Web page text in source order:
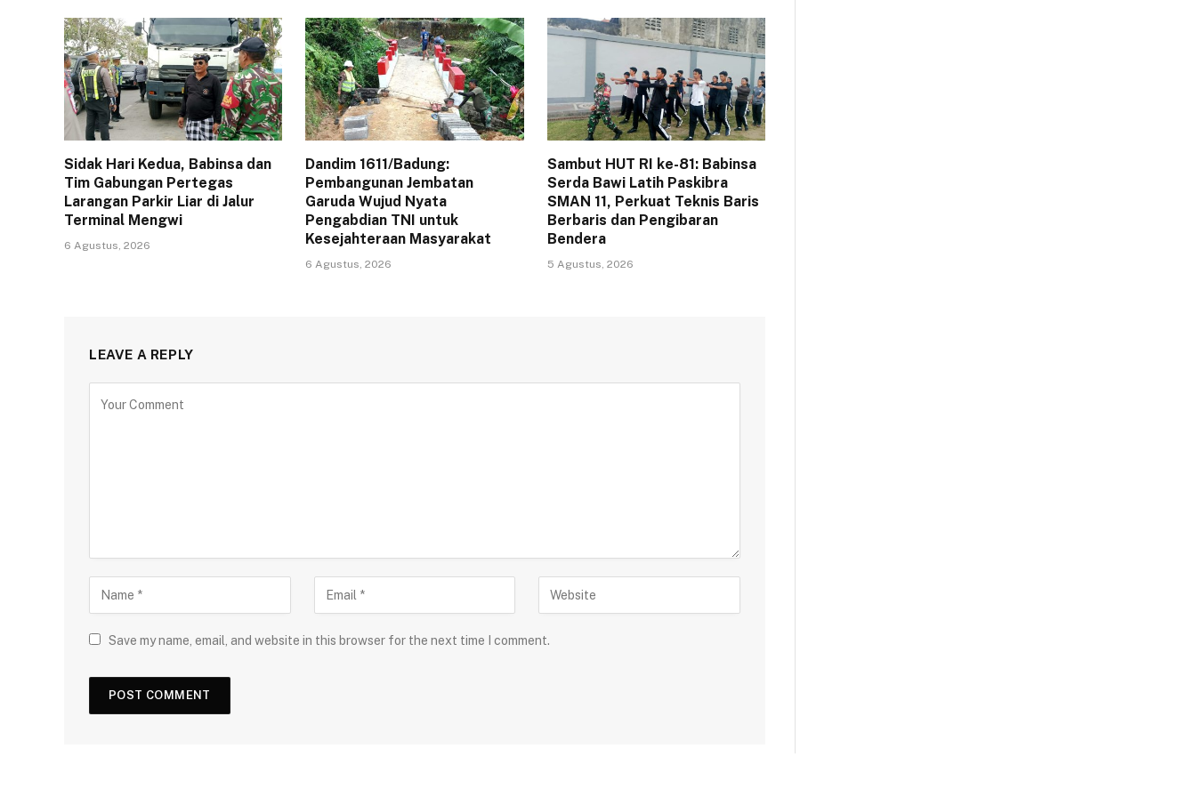
Sidak Hari Kedua, Babinsa dan
Tim Gabungan Pertegas
Larangan Parkir Liar di Jalur
Terminal Mengwi
6 Agustus, 2026
Dandim 1611/Badung:
Pembangunan Jembatan
Garuda Wujud Nyata
Pengabdian TNI untuk
Kesejahteraan Masyarakat
6 Agustus, 2026
Sambut HUT RI ke-81: Babinsa
Serda Bawi Latih Paskibra
SMAN 11, Perkuat Teknis Baris
Berbaris dan Pengibaran
Bendera
5 Agustus, 2026
LEAVE A REPLY
Save my name, email, and website in this browser for the next time I comment.